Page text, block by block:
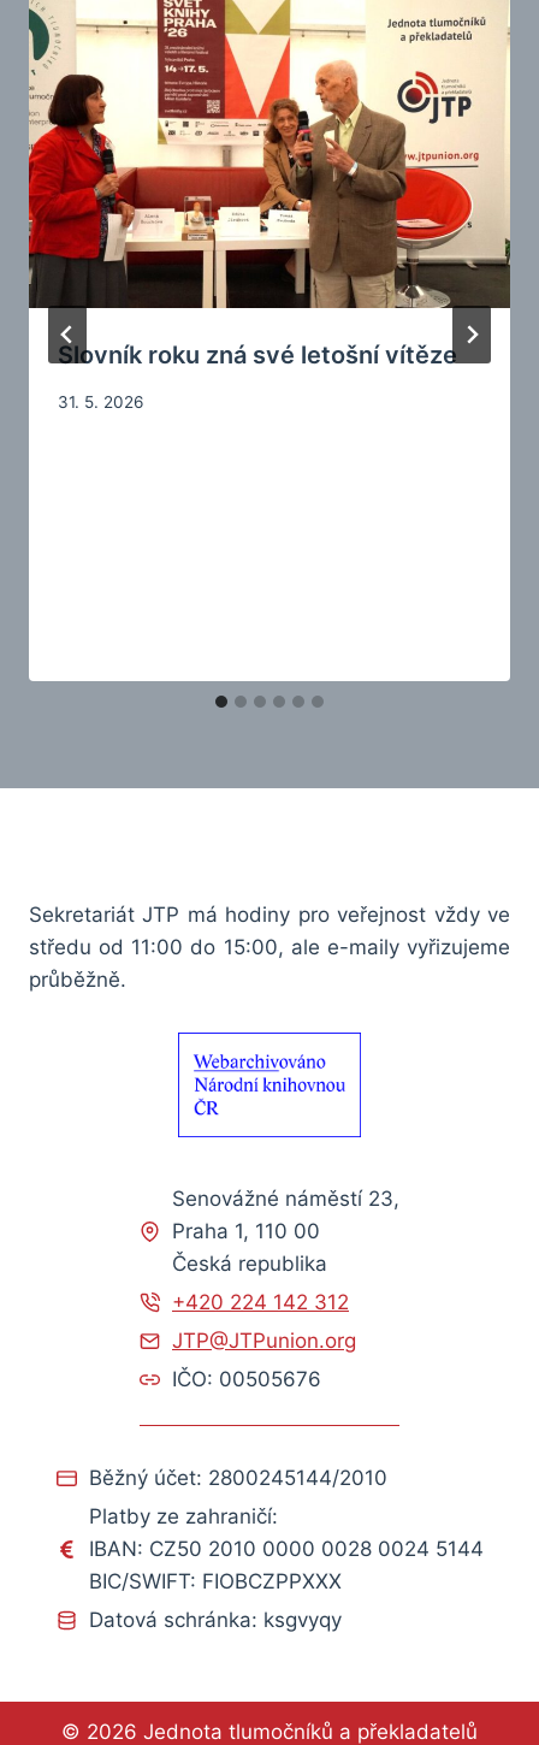
Slovník roku zná své letošní vítěze
31. 5. 2026
Sekretariát JTP má hodiny pro veřejnost vždy ve
středu od 11:00 do 15:00, ale e-maily vyřizujeme
průběžně.
Senovážné náměstí 23,
Praha 1, 110 00
Česká republika
+420 224 142 312
JTP@JTPunion.org
IČO: 00505676
Běžný účet: 2800245144/2010
Platby ze zahraničí:
IBAN: CZ50 2010 0000 0028 0024 5144
BIC/SWIFT: FIOBCZPPXXX
Datová schránka: ksgvyqy
© 2026 Jednota tlumočníků a překladatelů